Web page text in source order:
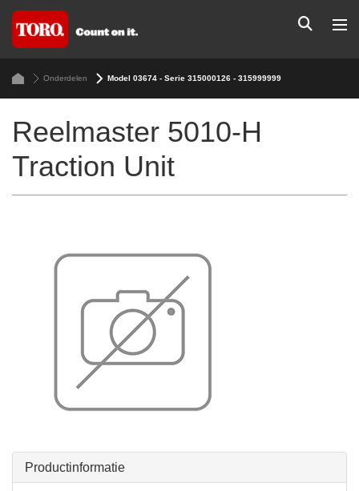
Onderdelen Model 03674 - Serie 315000126 - 315999999
Reelmaster 5010-H
Traction Unit
Productinformatie